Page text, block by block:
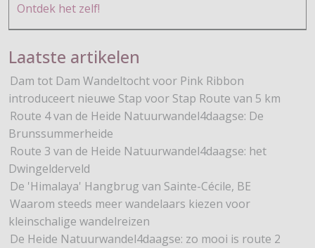
Ontdek het zelf!
Laatste artikelen
Dam tot Dam Wandeltocht voor Pink Ribbon
introduceert nieuwe Stap voor Stap Route van 5 km
Route 4 van de Heide Natuurwandel4daagse: De
Brunssummerheide
Route 3 van de Heide Natuurwandel4daagse: het
Dwingelderveld
De 'Himalaya' Hangbrug van Sainte-Cécile, BE
Waarom steeds meer wandelaars kiezen voor
kleinschalige wandelreizen
De Heide Natuurwandel4daagse: zo mooi is route 2